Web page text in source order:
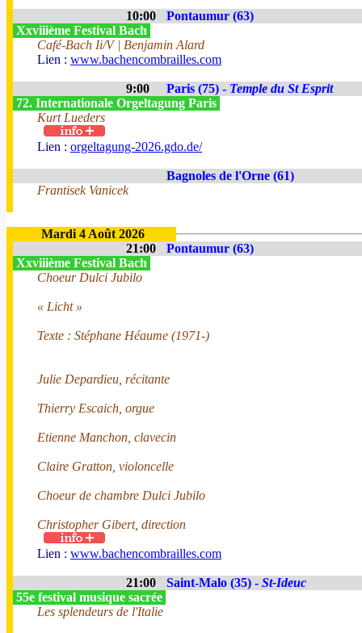
10:00
Pontaumur (63)
Xxviiième Festival Bach
Café-Bach Ii/V | Benjamin Alard
Lien : www.bachencombrailles.com
9:00 Paris (75) - Temple du St Esprit
72. Internationale Orgeltagung Paris
Kurt Lueders
Lien : orgeltagung-2026.gdo.de/
Bagnoles de l'Orne (61)
Frantisek Vanicek
Mardi 4 Août 2026
21:00
Pontaumur (63)
Xxviiième Festival Bach
Choeur Dulci Jubilo
« Licht »
Texte : Stéphane Héaume (1971-)
Julie Depardieu, récitante
Thierry Escaich, orgue
Etienne Manchon, clavecin
Claire Gratton, violoncelle
Choeur de chambre Dulci Jubilo
Christopher Gibert, direction
Lien : www.bachencombrailles.com
21:00 Saint-Malo (35) - St-Ideuc
55e festival musique sacrée
Les splendeurs de l'Italie